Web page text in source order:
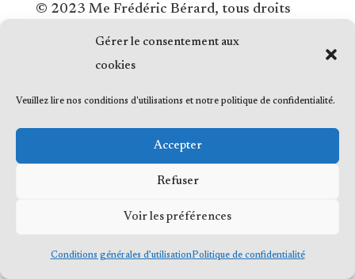
Gérer le consentement aux
cookies
Veuillez lire nos conditions d'utilisations et notre politique de confidentialité.
Accepter
Refuser
Voir les préférences
Conditions générales d’utilisationPolitique de confidentialité
© 2023 Me Frédéric Bérard, tous droits